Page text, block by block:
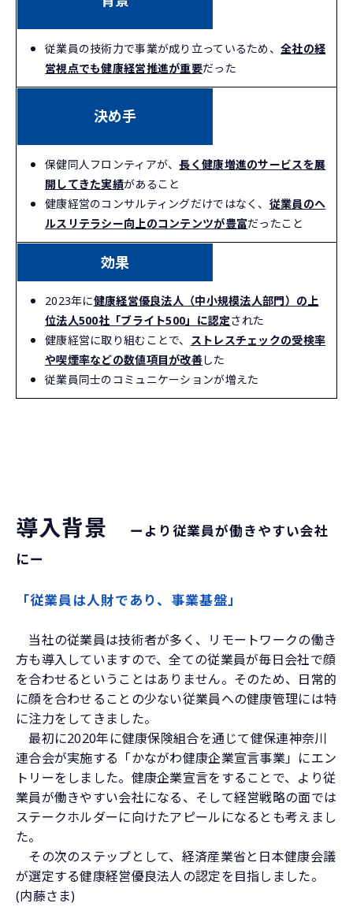
従業員の技術力で事業が成り立っているため、全社の経
営視点でも健康経営推進が重要だった
決め手
保健同人フロンティアが、長く健康増進のサービスを展
開してきた実績があること
健康経営のコンサルティングだけではなく、 従業員のヘ
ルスリテラシー向上のコンテンツが豊富だったこと
効果
2023年に健康経営優良法人（中小規模法人部門）の上
位法人500社「ブライト500」に認定された
健康経営に取り組むことで、 ストレスチェックの受検率
や喫煙率などの数値項目が改善した
従業員同士のコミュニケーションが増えた
導入背景
ーより従業員が働きやすい会社
にー
「従業員は人財であり、事業基盤」
当社の従業員は技術者が多く、リモートワークの働き
方も導入していますので、全ての従業員が毎日会社で顔
を合わせるということはありません。そのため、日常的
に顔を合わせることの少ない従業員への健康管理には特
に注力をしてきました。
最初に2020年に健康保険組合を通じて健保連神奈川
連合会が実施する「かながわ健康企業宣言事業」にエン
トリーをしました。健康企業宣言をすることで、より従
業員が働きやすい会社になる、そして経営戦略の面では
ステークホルダーに向けたアピールになるとも考えまし
た。
その次のステップとして、経済産業省と日本健康会議
が選定する健康経営優良法人の認定を目指しました。
(内藤さま)